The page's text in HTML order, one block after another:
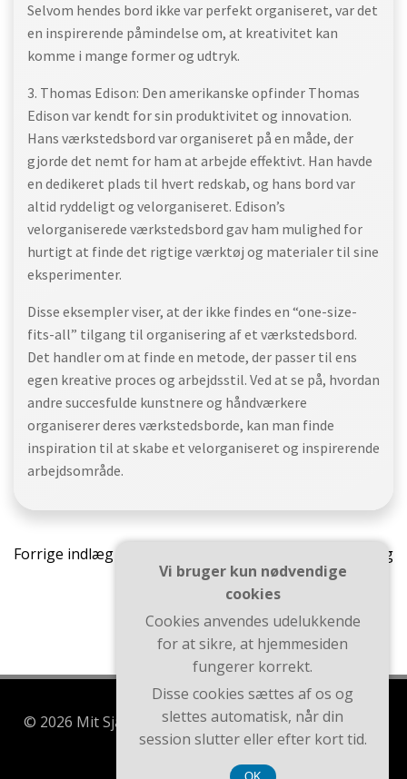
Selvom hendes bord ikke var perfekt organiseret, var det
en inspirerende påmindelse om, at kreativitet kan
komme i mange former og udtryk.
3. Thomas Edison: Den amerikanske opfinder Thomas
Edison var kendt for sin produktivitet og innovation.
Hans værkstedsbord var organiseret på en måde, der
gjorde det nemt for ham at arbejde effektivt. Han havde
en dedikeret plads til hvert redskab, og hans bord var
altid ryddeligt og velorganiseret. Edison’s
velorganiserede værkstedsbord gav ham mulighed for
hurtigt at finde det rigtige værktøj og materialer til sine
eksperimenter.
Disse eksempler viser, at der ikke findes en “one-size-
fits-all” tilgang til organisering af et værkstedsbord.
Det handler om at finde en metode, der passer til ens
egen kreative proces og arbejdsstil. Ved at se på, hvordan
andre succesfulde kunstnere og håndværkere
organiserer deres værkstedsborde, kan man finde
inspiration til at skabe et velorganiseret og inspirerende
arbejdsområde.
Indlægsnavigation
Forrige indlæg Næste indlæg
© 2026 Mit Sjælland. Bygget ved at bruge WordPress
og Brite Theme .
Vi bruger kun nødvendige
cookies
Cookies anvendes udelukkende
for at sikre, at hjemmesiden
fungerer korrekt.
Disse cookies sættes af os og
slettes automatisk, når din
session slutter eller efter kort tid.